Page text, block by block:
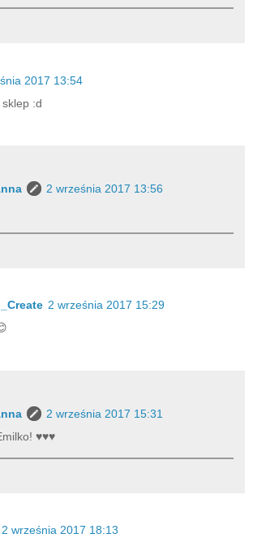
2017 13:54
:d
2 września 2017 13:56
2 września 2017 15:29
2 września 2017 15:31
♥♥♥
2 września 2017 18:13